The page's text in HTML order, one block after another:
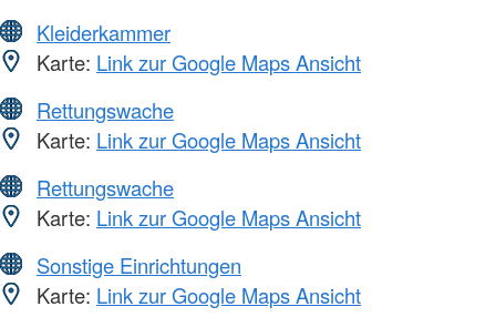
Kleiderkammer
Karte: Link zur Google Maps Ansicht
Rettungswache
Karte: Link zur Google Maps Ansicht
Rettungswache
Karte: Link zur Google Maps Ansicht
Sonstige Einrichtungen
Karte: Link zur Google Maps Ansicht